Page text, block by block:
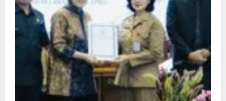
Penyampaian
Pendapat
Akhir
Gubernur
atas
Persetujuan
Bersama
Raperda